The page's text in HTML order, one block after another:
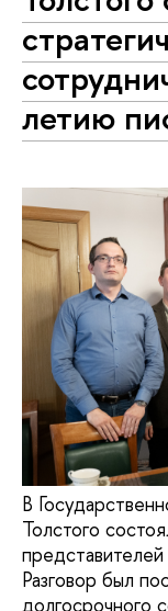
летию
В
Толстого
Разговор был
долгосрочного